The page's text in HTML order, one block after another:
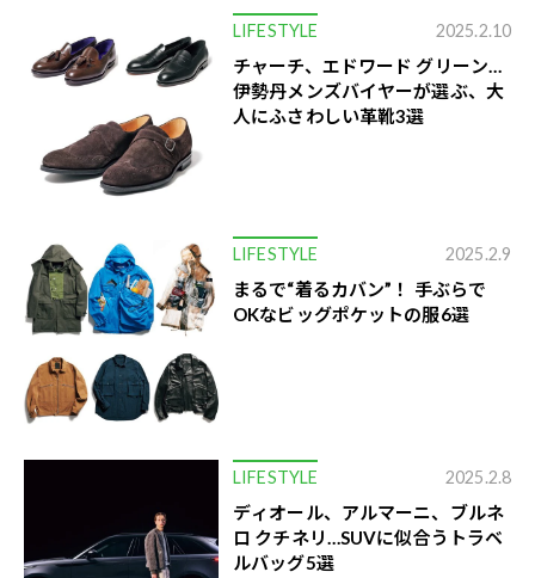
LIFESTYLE 2025.2.10
チャーチ、エドワード グリーン…
伊勢丹メンズバイヤーが選ぶ、大
人にふさわしい革靴3選
LIFESTYLE 2025.2.9
まるで“着るカバン”！ 手ぶらで
OKなビッグポケットの服6選
LIFESTYLE 2025.2.8
ディオール、アルマーニ、ブルネ
ロ クチネリ…SUVに似合うトラベ
ルバッグ5選